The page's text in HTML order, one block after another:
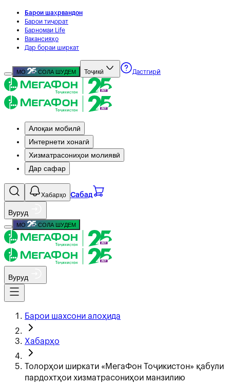
Барои шаҳрвандон
Барои тиҷорат
Барномаи Life
Вакансияҳо
Дар бораи ширкат
МО СОЛА ШУДЕМ Тоҷикӣ Дастгирӣ
Алоқаи мобилӣ
Интернети хонагӣ
Хизматрасониҳои молиявӣ
Дар сафар
Хабарҳо Сабад
Вуруд
МО СОЛА ШУДЕМ
Вуруд
Барои шахсони алоҳида
Хабарҳо
Толорҳои ширкати «МегаФон Тоҷикистон» қабули
пардохтҳои хизматрасониҳои манзилию